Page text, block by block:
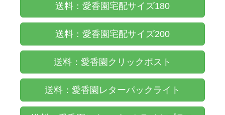
送料：愛香園宅配サイズ180
送料：愛香園宅配サイズ200
送料：愛香園クリックポスト
送料：愛香園レターパックライト